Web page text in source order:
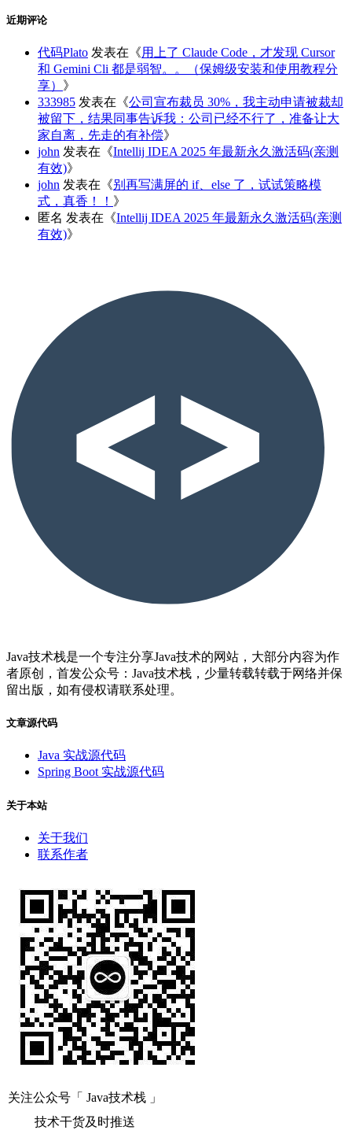
近期评论
代码Plato 发表在《用上了 Claude Code，才发现 Cursor
和 Gemini Cli 都是弱智。。（保姆级安装和使用教程分
享） 》
333985 发表在《公司宣布裁员 30%，我主动申请被裁却
被留下，结果同事告诉我：公司已经不行了，准备让大
家自离，先走的有补偿》
john 发表在《Intellij IDEA 2025 年最新永久激活码(亲测
有效)》
john 发表在《别再写满屏的 if、else 了，试试策略模
式，真香！！ 》
匿名 发表在《Intellij IDEA 2025 年最新永久激活码(亲测
有效)》
Java技术栈是一个专注分享Java技术的网站，大部分内容为作
者原创，首发公众号：Java技术栈，少量转载转载于网络并保
留出版，如有侵权请联系处理。
文章源代码
Java 实战源代码
Spring Boot 实战源代码
关于本站
关于我们
联系作者
关注公众号「 Java技术栈 」
技术干货及时推送